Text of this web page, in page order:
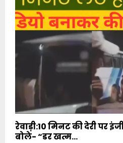
रेवाड़ी:10 मिनट की देरी पर
बोले- “डर खत्म...